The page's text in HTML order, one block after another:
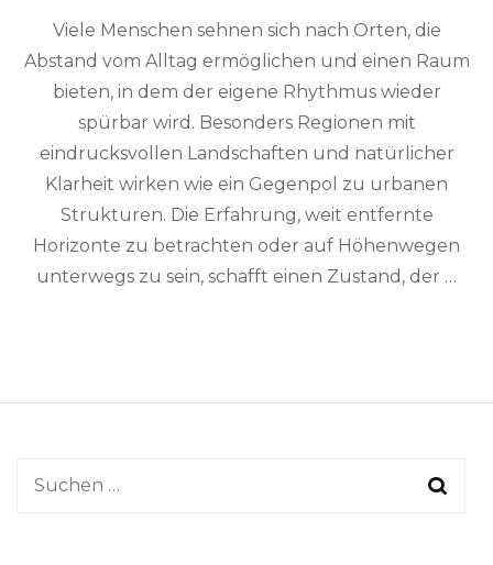
Viele Menschen sehnen sich nach Orten, die
Abstand vom Alltag ermöglichen und einen Raum
bieten, in dem der eigene Rhythmus wieder
spürbar wird. Besonders Regionen mit
eindrucksvollen Landschaften und natürlicher
Klarheit wirken wie ein Gegenpol zu urbanen
Strukturen. Die Erfahrung, weit entfernte
Horizonte zu betrachten oder auf Höhenwegen
unterwegs zu sein, schafft einen Zustand, der …
Suchen